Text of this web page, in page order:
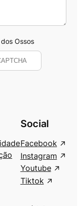
Ossos
Social
Facebook
Instagram
Youtube
Tiktok